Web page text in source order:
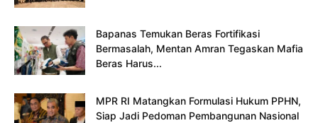
Bapanas Temukan Beras Fortifikasi
Bermasalah, Mentan Amran Tegaskan Mafia
Beras Harus...
MPR RI Matangkan Formulasi Hukum PPHN,
Siap Jadi Pedoman Pembangunan Nasional